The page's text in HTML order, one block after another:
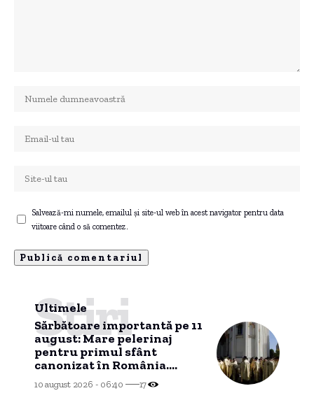
Salvează-mi numele, emailul și site-ul web în acest navigator pentru data
viitoare când o să comentez.
Ultimele
Știri
Sărbătoare importantă pe 11
august: Mare pelerinaj
pentru primul sfânt
canonizat în România.
Moaștele care vor fi expuse
spre închinare
10 august 2026 - 06:40 17